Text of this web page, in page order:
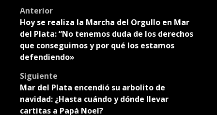
Post
navigation
Anterior
Hoy se realiza la Marcha del Orgullo en Mar
del Plata: “No tenemos duda de los derechos
que conseguimos y por qué los estamos
defendiendo»
Siguiente
Mar del Plata encendió su arbolito de
navidad: ¿Hasta cuándo y dónde llevar
cartitas a Papá Noel?